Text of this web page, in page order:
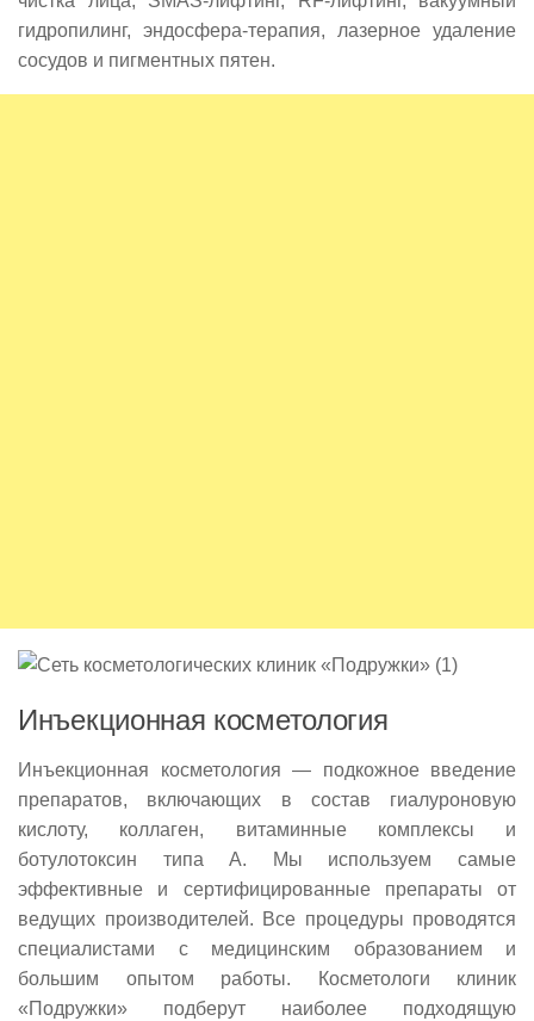
гидропилинг, эндосфера-терапия, лазерное удаление
сосудов и пигментных пятен.
Инъекционная косметология
Инъекционная косметология — подкожное введение
препаратов, включающих в состав гиалуроновую
кислоту, коллаген, витаминные комплексы и
ботулотоксин типа А. Мы используем самые
эффективные и сертифицированные препараты от
ведущих производителей. Все процедуры проводятся
специалистами с медицинским образованием и
большим опытом работы. Косметологи клиник
«Подружки» подберут наиболее подходящую